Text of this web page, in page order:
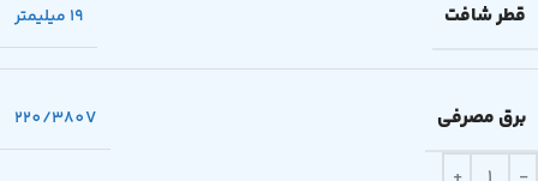
قطر شافت 19 میلیمتر
برق مصرفی 220/380V